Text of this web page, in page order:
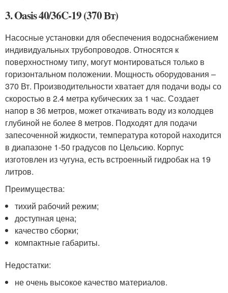
3. Oasis 40/36C-19 (370 Вт)
Насосные установки для обеспечения водоснабжением
индивидуальных трубопроводов. Относятся к
поверхностному типу, могут монтироваться только в
горизонтальном положении. Мощность оборудования –
370 Вт. Производительности хватает для подачи воды со
скоростью в 2.4 метра кубических за 1 час. Создает
напор в 36 метров, может откачивать воду из колодцев
глубиной не более 8 метров. Подходят для подачи
запесоченной жидкости, температура которой находится
в диапазоне 1-50 градусов по Цельсию. Корпус
изготовлен из чугуна, есть встроенный гидробак на 19
литров.
Преимущества:
тихий рабочий режим;
доступная цена;
качество сборки;
компактные габариты.
Недостатки:
не очень высокое качество материалов.